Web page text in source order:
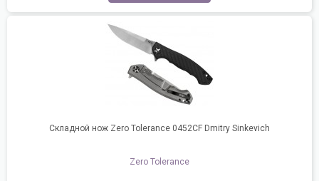
Складной нож Zero Tolerance 0452CF Dmitry Sinkevich
Zero Tolerance